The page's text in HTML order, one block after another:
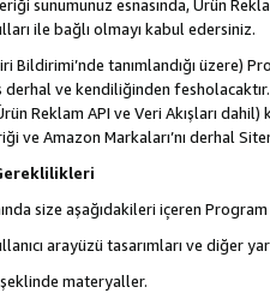
sunumunuz esnasında, Ürün
ile bağlı olmayı kabul edersiniz.
Bildirimi’nde tanımlandığı üzere)
ve kendiliğinden
Reklam API ve Veri Akışları
ve Amazon Markaları’nı derhal
size aşağıdakileri içeren
arayüzü tasarımları ve diğer
materyaller.